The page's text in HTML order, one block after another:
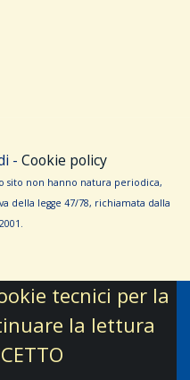
- Cookie policy
sito non hanno na­tura periodica,
della legge 47/78, richiamata dalla
tecnici per la
la lettura